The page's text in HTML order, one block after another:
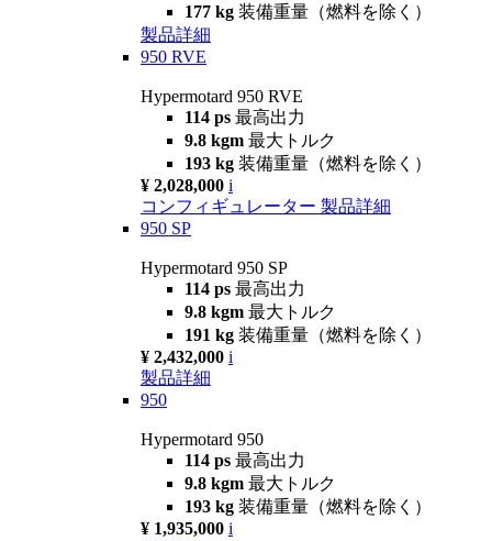
177 kg 装備重量（燃料を除く）
製品詳細
950 RVE
Hypermotard 950 RVE
114 ps 最高出力
9.8 kgm 最大トルク
193 kg 装備重量（燃料を除く）
¥ 2,028,000 i
コンフィギュレーター 製品詳細
950 SP
Hypermotard 950 SP
114 ps 最高出力
9.8 kgm 最大トルク
191 kg 装備重量（燃料を除く）
¥ 2,432,000 i
製品詳細
950
Hypermotard 950
114 ps 最高出力
9.8 kgm 最大トルク
193 kg 装備重量（燃料を除く）
¥ 1,935,000 i